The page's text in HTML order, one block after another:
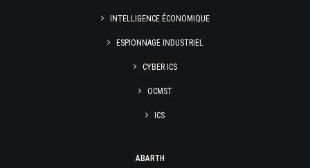
INTELLIGENCE ÉCONOMIQUE
ESPIONNAGE INDUSTRIEL
CYBER ICS
OCMST
ICS
ABARTH